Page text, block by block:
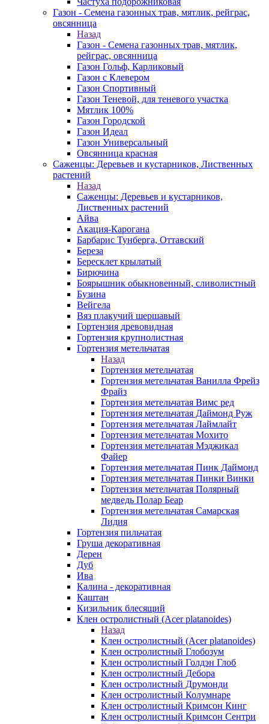
Газон - Семена газонных трав, мятлик, рейграс,
овсянница
Назад
Газон - Семена газонных трав, мятлик,
рейграс, овсянница
Газон Гольф, Карликовый
Газон с Клевером
Газон Спортивный
Газон Теневой, для теневого участка
Мятлик 100%
Газон Городской
Газон Идеал
Газон Универсальный
Овсянница красная
Саженцы: Деревьев и кустарников, Лиственных
растений
Назад
Саженцы: Деревьев и кустарников,
Лиственных растений
Айва
Акация-Карогана
Барбарис Тунберга, Оттавский
Береза
Бересклет крылатый
Бирючина
Боярышник обыкновенный, сливолистный
Бузина
Вейгела
Вяз плакучий шершавый
Гортензия древовидная
Гортензия крупнолистная
Гортензия метельчатая
Назад
Гортензия метельчатая
Гортензия метельчатая Ванилла Фрейз
Фрайз
Гортензия метельчатая Вимс ред
Гортензия метельчатая Даймонд Руж
Гортензия метельчатая Лаймлайт
Гортензия метельчатая Мохито
Гортензия метельчатая Мэджикал
Файер
Гортензия метельчатая Пинк Даймонд
Гортензия метельчатая Пинки Винки
Гортензия метельчатая Полярный
медведь Полар Беар
Гортензия метельчатая Самарская
Лидия
Гортензия пильчатая
Груша декоративная
Дерен
Дуб
Ива
Калина - декоративная
Каштан
Кизильник блесящий
Клен остролистный (Acer platanoides)
Назад
Клен остролистный (Acer platanoides)
Клен остролистный Глобозум
Клен остролистный Голдэн Глоб
Клен остролистный Дебора
Клен остролистный Друмонди
Клен остролистный Колумнаре
Клен остролистный Кримсон Кинг
Клен остролистный Кримсон Сентри